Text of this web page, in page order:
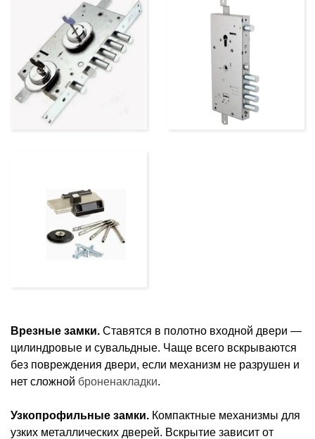
Врезные замки. Ставятся в полотно входной двери —
цилиндровые и сувальдные. Чаще всего вскрываются
без повреждения двери, если механизм не разрушен и
нет сложной броненакладки.
Узкопрофильные замки. Компактные механизмы для
узких металлических дверей. Вскрытие зависит от